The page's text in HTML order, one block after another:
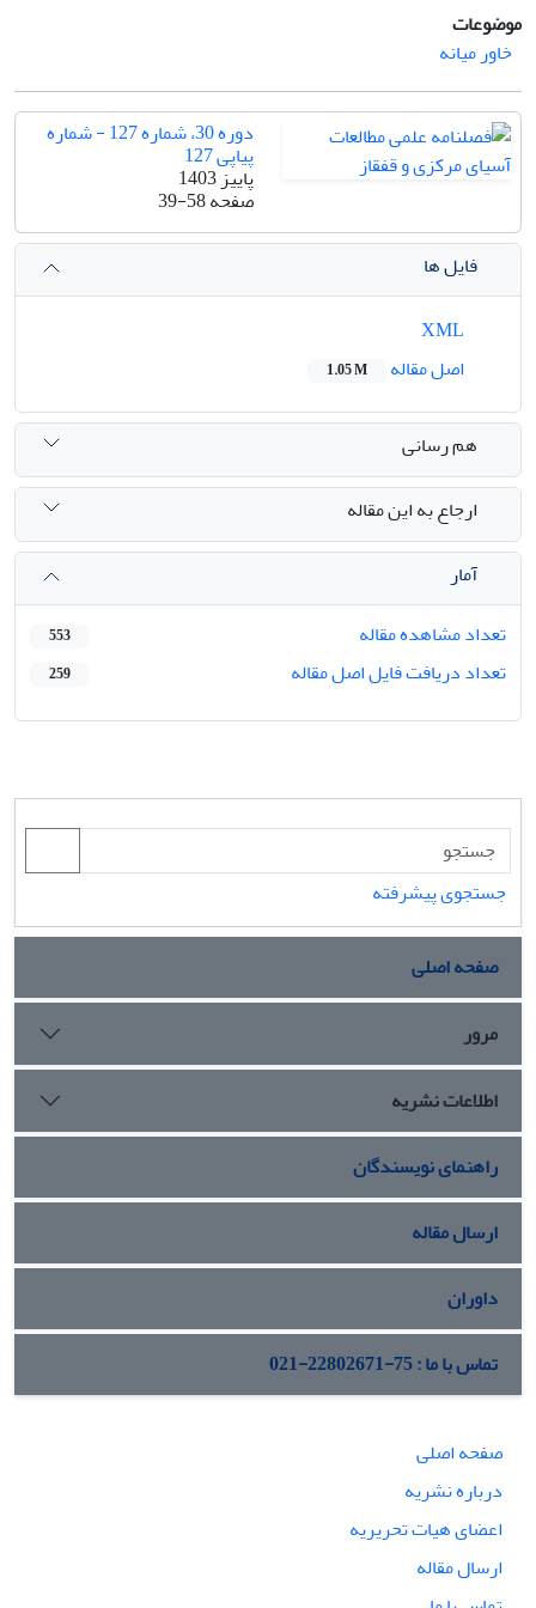
موضوعات
خاور میانه
دوره 30، شماره 127 - شماره
پیاپی 127
پاییز 1403
صفحه39-58
فایل ها
اصل مقاله
1.05 M
هم رسانی
ارجاع به این مقاله
آمار
تعداد مشاهده مقاله
553
تعداد دریافت فایل اصل مقاله 259
جستجوی پیشرفته
صفحه اصلی
مرور
اطلاعات نشریه
راهنمای نویسندگان
ارسال مقاله
داوران
تماس با ما : 75-22802671-021
صفحه اصلی
درباره نشریه
اعضای هیات تحریریه
ارسال مقاله